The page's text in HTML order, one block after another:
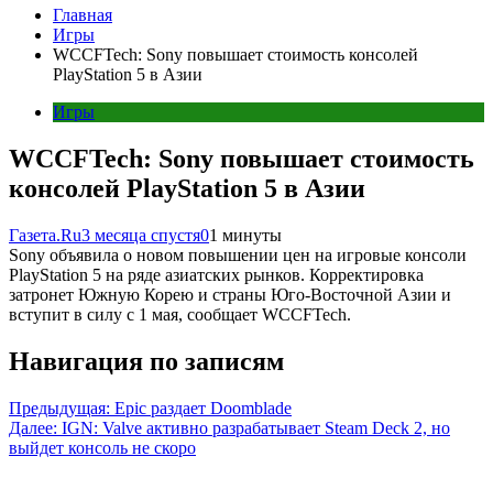
Главная
Игры
WCCFTech: Sony повышает стоимость консолей
PlayStation 5 в Азии
Игры
WCCFTech: Sony повышает стоимость
консолей PlayStation 5 в Азии
Газета.Ru3 месяца спустя01 минуты
Sony объявила о новом повышении цен на игровые консоли
PlayStation 5 на ряде азиатских рынков. Корректировка
затронет Южную Корею и страны Юго-Восточной Азии и
вступит в силу с 1 мая, сообщает WCCFTech.
Навигация по записям
Предыдущая: Epic раздает Doomblade
Далее: IGN: Valve активно разрабатывает Steam Deck 2, но
выйдет консоль не скоро